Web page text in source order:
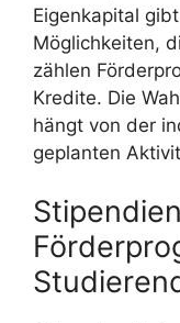
Eigenkapital
Möglichkeiten,
zählen
Kredite. Die
hängt von der
geplanten